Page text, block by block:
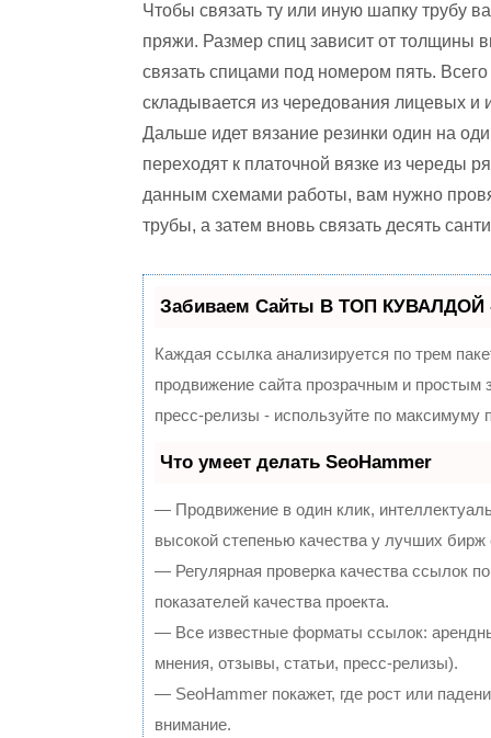
Чтобы связать ту или иную шапку трубу
пряжи. Размер спиц зависит от толщины
связать спицами под номером пять.
складывается из чередования лицевых и
Дальше идет вязание резинки один на
переходят к платочной вязке из череды
данным схемами работы, вам нужно
трубы, а затем вновь связать десять
Забиваем Сайты В ТОП КУВАЛДОЙ -
Каждая ссылка анализируется по трем
продвижение сайта прозрачным и
пресс-релизы - используйте по
Что умеет делать SeoHammer
— Продвижение в один клик,
высокой степенью качества у лучших бирж
— Регулярная проверка качества ссылок
показателей качества проекта.
— Все известные форматы ссылок:
мнения, отзывы, статьи, пресс-релизы).
— SeoHammer покажет, где рост или
внимание.